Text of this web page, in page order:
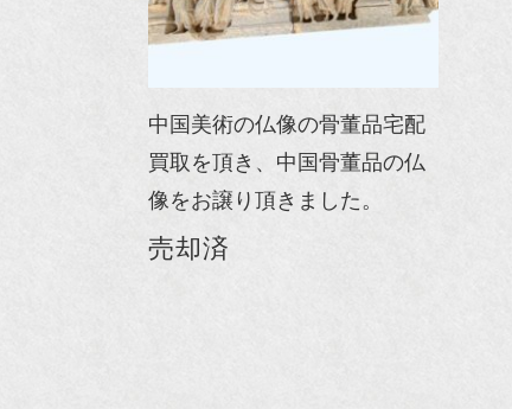
中国美術の仏像の骨董品宅配
買取を頂き、中国骨董品の仏
像をお譲り頂きました。
売却済